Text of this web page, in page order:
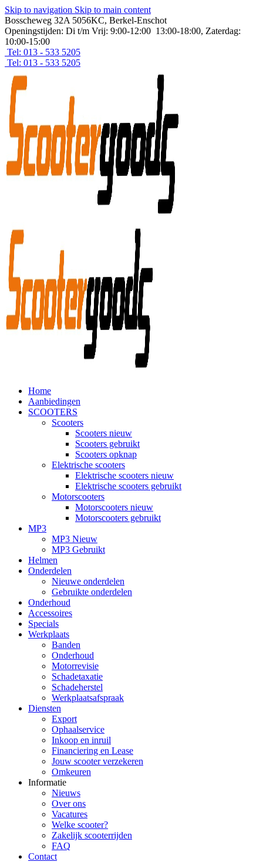
Skip to navigation Skip to main content
Bosscheweg 32A 5056KC, Berkel-Enschot
Openingstijden: Di t/m Vrij: 9:00-12:00 13:00-18:00, Zaterdag:
10:00-15:00
Tel: 013 - 533 5205
Tel: 013 - 533 5205
Home
Aanbiedingen
SCOOTERS
Scooters
Scooters nieuw
Scooters gebruikt
Scooters opknap
Elektrische scooters
Elektrische scooters nieuw
Elektrische scooters gebruikt
Motorscooters
Motorscooters nieuw
Motorscooters gebruikt
MP3
MP3 Nieuw
MP3 Gebruikt
Helmen
Onderdelen
Nieuwe onderdelen
Gebruikte onderdelen
Onderhoud
Accessoires
Specials
Werkplaats
Banden
Onderhoud
Motorrevisie
Schadetaxatie
Schadeherstel
Werkplaatsafspraak
Diensten
Export
Ophaalservice
Inkoop en inruil
Financiering en Lease
Jouw scooter verzekeren
Omkeuren
Informatie
Nieuws
Over ons
Vacatures
Welke scooter?
Zakelijk scooterrijden
FAQ
Contact